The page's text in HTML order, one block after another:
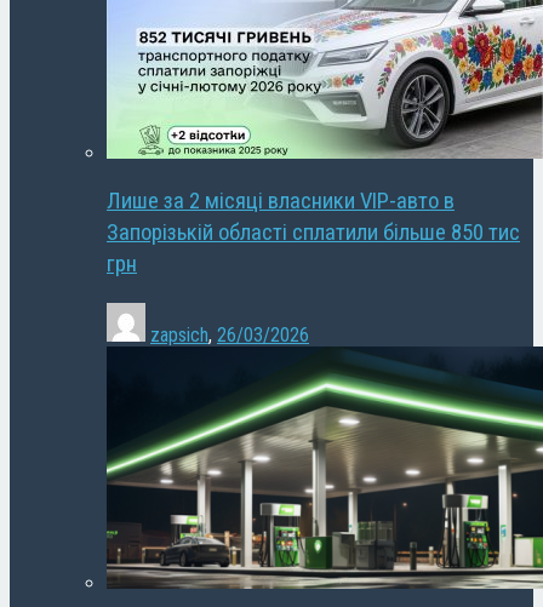
Лише за 2 місяці власники VIP-авто в
Запорізькій області сплатили більше 850 тис
грн
zapsich, 26/03/2026